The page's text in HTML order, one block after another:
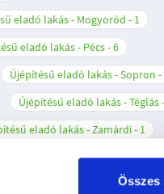
Összes
eladó lakás - Mogyoród
1
eladó lakás - Pécs 6
Újépítésű eladó lakás - Sopron
Újépítésű eladó lakás - Téglás
eladó lakás - Zamárdi 1